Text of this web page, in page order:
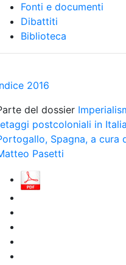
Fonti e documenti
Dibattiti
Biblioteca
2016
del dossier
postcoloniali in
Spagna, a cura
Pasetti